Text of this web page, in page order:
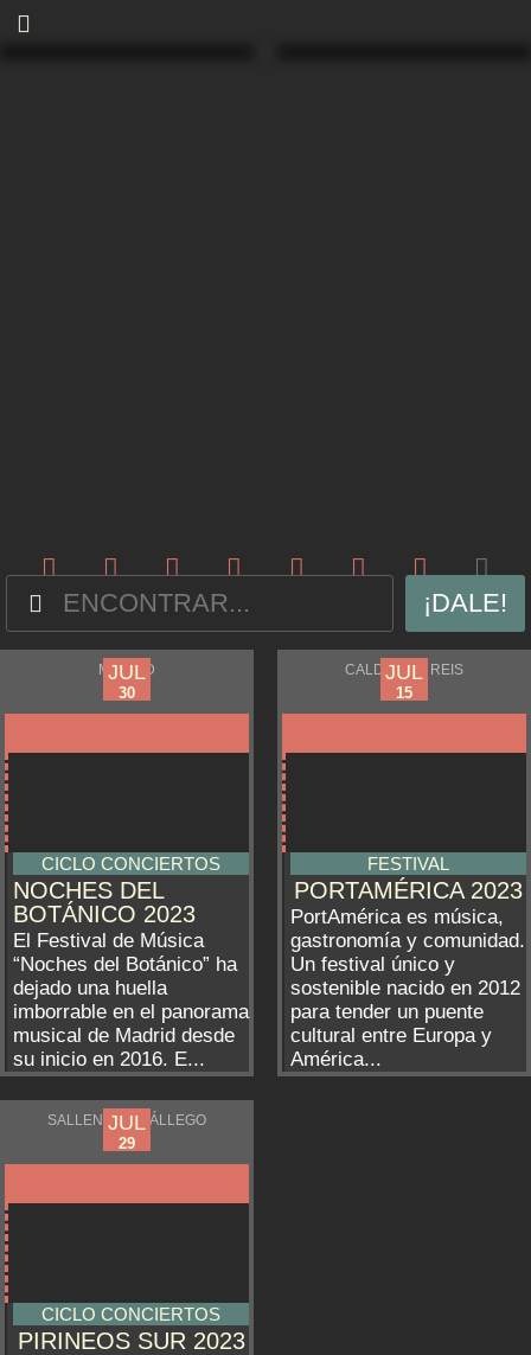
¡DALE!
MADRID
JUN
09
JUL
30
CICLO CONCIERTOS
NOCHES DEL
BOTÁNICO 2023
El Festival de Música
“Noches del Botánico” ha
dejado una huella
imborrable en el panorama
musical de Madrid desde
su inicio en 2016. E...
CALDAS DE REIS
JUL
13
JUL
15
FESTIVAL
PORTAMÉRICA 2023
PortAmérica es música,
gastronomía y comunidad.
Un festival único y
sostenible nacido en 2012
para tender un puente
cultural entre Europa y
América...
SALLENT DE GÁLLEGO
JUL
07
JUL
29
CICLO CONCIERTOS
PIRINEOS SUR 2023